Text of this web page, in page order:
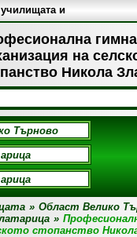
на
Никола
Златарица
и
в България
» Област Велико
»
стопанство